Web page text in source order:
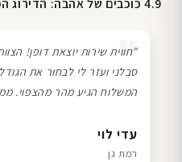
4.9 כוכבים של אהבה: הדירוג הממוצע מלקוחות מאושרים
שרון כהן
תל אביב
❞
סבלני ועזר לי לבחור את
המשלוח הגיע מהר מהצפוי.
עדי לוי
רמת גן
דנה גל
חיפה
ליאת ויוסי מ.
הוד השרון